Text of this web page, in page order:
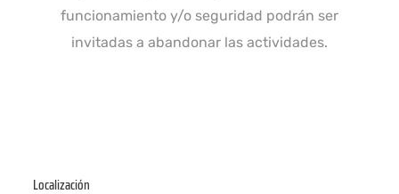
funcionamiento y/o seguridad podrán ser
invitadas a abandonar las actividades.
Localización